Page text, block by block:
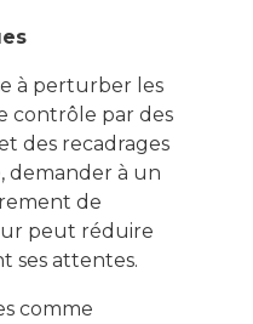
à perturber les
contrôle par des
des recadrages
demander à un
de
peut réduire
ses attentes.
comme